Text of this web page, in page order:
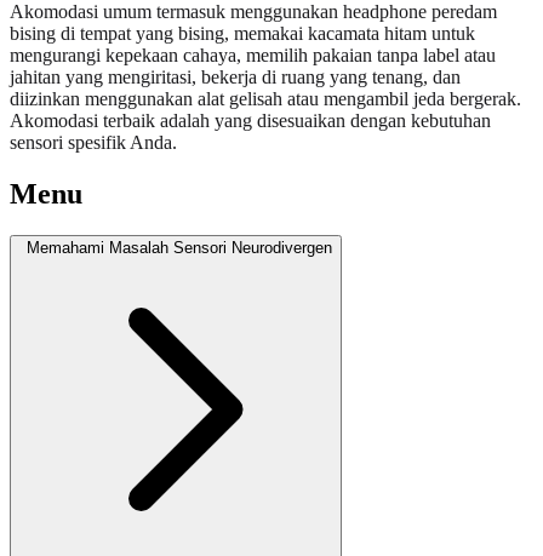
Akomodasi umum termasuk menggunakan headphone peredam
bising di tempat yang bising, memakai kacamata hitam untuk
mengurangi kepekaan cahaya, memilih pakaian tanpa label atau
jahitan yang mengiritasi, bekerja di ruang yang tenang, dan
diizinkan menggunakan alat gelisah atau mengambil jeda bergerak.
Akomodasi terbaik adalah yang disesuaikan dengan kebutuhan
sensori spesifik Anda.
Menu
Memahami Masalah Sensori Neurodivergen